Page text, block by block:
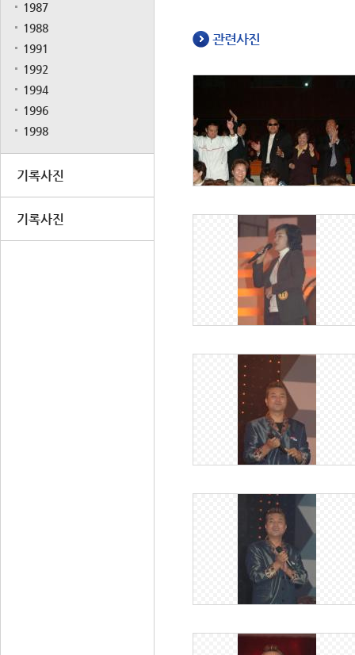
1987
1988
1991
1992
1994
1996
1998
기록사진
기록사진
관련사진